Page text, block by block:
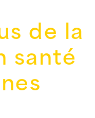
de la
santé